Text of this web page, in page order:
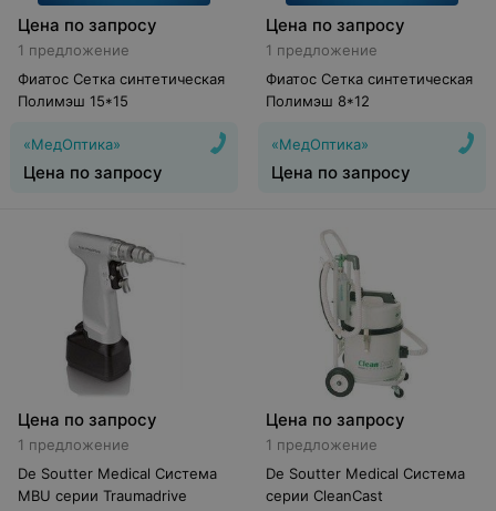
Цена по запросу
1 предложение
Фиатос Сетка синтетическая
Полимэш 15*15
«МедОптика»
Цена по запросу
Цена по запросу
1 предложение
Фиатос Сетка синтетическая
Полимэш 8*12
«МедОптика»
Цена по запросу
Цена по запросу
1 предложение
De Soutter Medical Система
MBU серии Traumadrive
Цена по запросу
1 предложение
De Soutter Medical Система
серии CleanCast